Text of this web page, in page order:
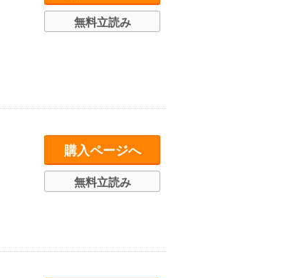
無料立読み
購入ページへ
無料立読み